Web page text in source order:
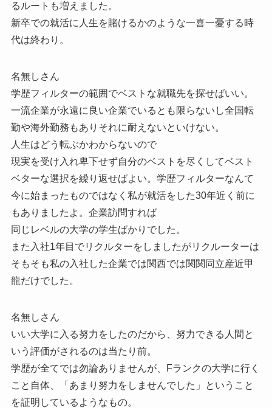
るルートも増えました。
新卒での就活に人生を賭けるかのような一喜一憂する時
代は終わり。
名無しさん
学歴フィルターの範囲でベストな就職先を探せばいい。
一流企業が永遠に良い企業でいるとも限らないし全国転
勤や海外勤務もありそれに耐えないといけない。
人生はどう転ぶかわからないので
現実を受け入れ卑下せず自分のベストを尽くしてベスト
ベターな選択を繰り返せばよい。学歴フィルターなんて
今に始まったものではなく私が就活をした30年近く前に
もありましたよ。企業訪問すれば
同じレベルの大学の学生ばかりでした。
また入社1年目でリクルターをしましたがリクルーターは
そもそも私の入社した企業では関西では関関同立産近甲
龍だけでした。
名無しさん
いい大学に入る努力をしたのだから、努力できる人間と
いう評価がされるのは当たり前。
学歴が全てでは勿論ありませんが、Fランクの大学に行く
こと自体、「あまり努力をしませんでした」ということ
を証明しているようなもの。